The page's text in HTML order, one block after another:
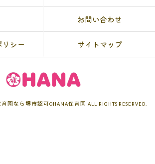
お問い合わせ
シー サイトマップ
園なら堺市認可OHANA保育園 ALL RIGHTS RESERVED.